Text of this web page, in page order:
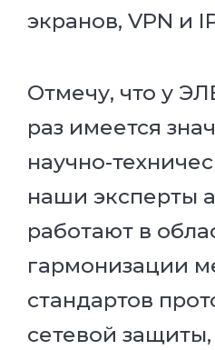
экранов, VPN и
Отмечу, что у
раз имеется
научно-
наши эксперты
работают в
гармонизации
стандартов
сетевой